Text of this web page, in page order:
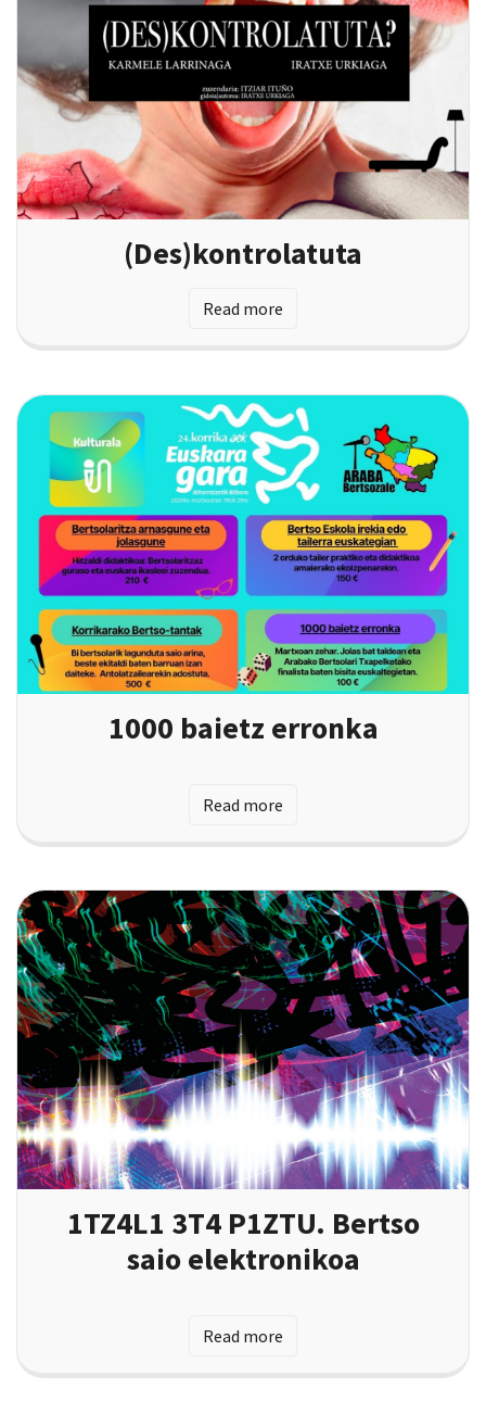
(Des)kontrolatuta
Read more
1000 baietz erronka
Read more
1TZ4L1 3T4 P1ZTU. Bertso
saio elektronikoa
Read more